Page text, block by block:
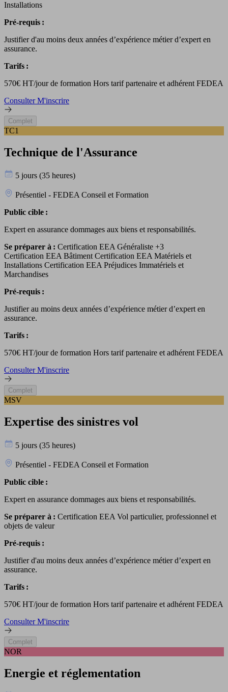
Installations
Pré-requis :
Justifier d'au moins deux années d’expérience métier d’expert en
assurance.
Tarifs :
570€ HT/jour de formation Hors tarif partenaire et adhérent FEDEA
ConsulterM'inscrire
Complet
TC1
Technique de l'Assurance
5 jours (35 heures)
Présentiel - FEDEA Conseil et Formation
Public cible :
Expert en assurance dommages aux biens et responsabilités.
Se préparer à : Certification EEA Généraliste +3
Certification EEA Bâtiment Certification EEA Matériels et
Installations Certification EEA Préjudices Immatériels et
Marchandises
Pré-requis :
Justifier au moins deux années d’expérience métier d’expert en
assurance.
Tarifs :
570€ HT/jour de formation Hors tarif partenaire et adhérent FEDEA
ConsulterM'inscrire
Complet
MSV
Expertise des sinistres vol
5 jours (35 heures)
Présentiel - FEDEA Conseil et Formation
Public cible :
Expert en assurance dommages aux biens et responsabilités.
Se préparer à : Certification EEA Vol particulier, professionnel et
objets de valeur
Pré-requis :
Justifier d'au moins deux années d’expérience métier d’expert en
assurance.
Tarifs :
570€ HT/jour de formation Hors tarif partenaire et adhérent FEDEA
ConsulterM'inscrire
Complet
NOR
Energie et réglementation